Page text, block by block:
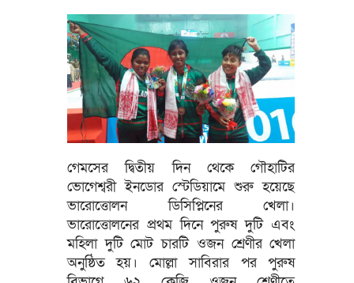
গেমসের দ্বিতীয় দিন থেকে গৌহাটির
ভোগেশ্বরী ইনডোর স্টেডিয়ামে শুরু হয়েছে
ভারোত্তোলন ডিসিপ্লিনের খেলা।
ভারোত্তোলনের প্রথম দিনে পুরুষ দুটি এবং
মহিলা দুটি মোট চারটি ওজন শ্রেণীর খেলা
অনুষ্ঠিত হয়। মোল্লা সাবিরার পর পুরুষ